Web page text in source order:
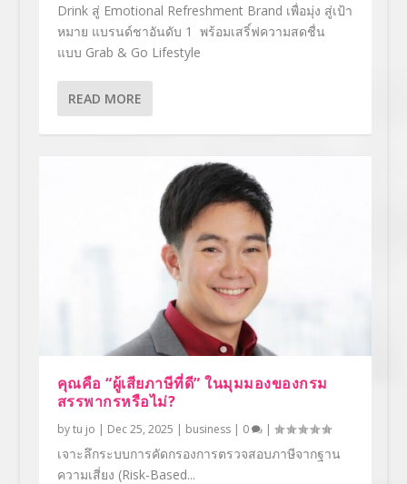
Drink สู่ Emotional Refreshment Brand เพื่อมุ่ง สู่เป้า
หมาย แบรนด์ชาอันดับ 1 พร้อมเสริ์ฟความสดชื่น
แบบ Grab & Go Lifestyle
READ MORE
คุณคือ “ผู้เสียภาษีที่ดี” ในมุมมองของกรม
สรรพากรหรือไม่?
bytu jo | Dec 25, 2025 | business| 0 |
เจาะลึกระบบการคัดกรองการตรวจสอบภาษีจากฐาน
ความเสี่ยง (Risk-Based...